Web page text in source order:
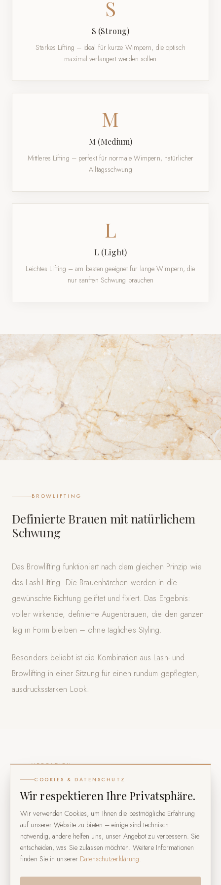
S
S (Strong)
Starkes Lifting – ideal für kurze Wimpern, die optisch
maximal verlängert werden sollen
M
M (Medium)
Mittleres Lifting – perfekt für normale Wimpern, natürlicher
Alltagsschwung
L
L (Light)
Leichtes Lifting – am besten geeignet für lange Wimpern, die
nur sanften Schwung brauchen
BROWLIFTING
Definierte Brauen mit natürlichem
Schwung
Das Browlifting funktioniert nach dem gleichen Prinzip wie
das Lash-Lifting: Die Brauenhärchen werden in die
gewünschte Richtung geliftet und fixiert. Das Ergebnis:
voller wirkende, definierte Augenbrauen, die den ganzen
Tag in Form bleiben – ohne tägliches Styling.
Besonders beliebt ist die Kombination aus Lash- und
Browlifting in einer Sitzung für einen rundum gepflegten,
ausdrucksstarken Look.
VERGLEICH
Was ist der Unterschied zur
Wimperndauerwelle?
Bei einer Dauerwelle werden die Wimpern über eine
Rolle gewickelt und gebogen – optisch werden sie
dadurch verkürzt. Beim Lash-Lifting hingegen werden die
COOKIES & DATENSCHUTZ
Wir respektieren Ihre Privatsphäre.
Wir verwenden Cookies, um Ihnen die bestmögliche Erfahrung
auf unserer Website zu bieten – einige sind technisch
notwendig, andere helfen uns, unser Angebot zu verbessern. Sie
entscheiden, was Sie zulassen möchten. Weitere Informationen
finden Sie in unserer Datenschutzerklärung.